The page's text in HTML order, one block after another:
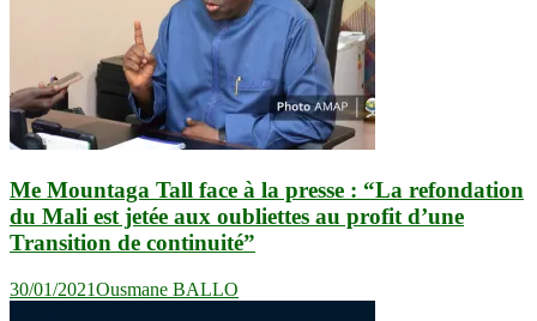
Me Mountaga Tall face à la presse : “La refondation
du Mali est jetée aux oubliettes au profit d’une
Transition de continuité”
30/01/2021Ousmane BALLO